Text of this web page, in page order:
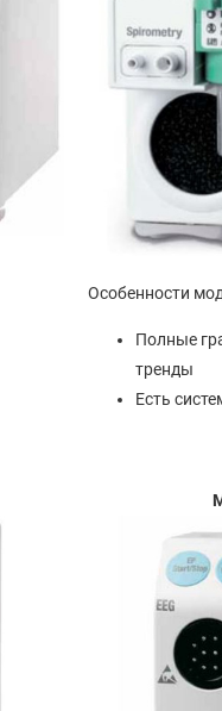
Особенности
Полные
тренды
Есть